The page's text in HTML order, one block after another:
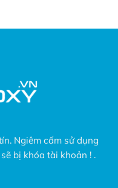
Ngiêm cấm sử dụng
bị khóa tài khoản ! .